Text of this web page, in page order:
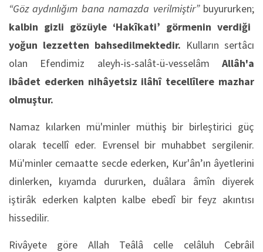
“Göz aydınlığım bana namazda verilmiştir”buyururken;
kalbin gizli gözüyle ‘Hakîkati’ görmenin verdiği
yoğun lezzetten bahsedilmektedir. Kulların sertâcı
olan Efendimiz aleyh-is-salât-ü-vesselâm Allâh'a
ibâdet ederken nihâyetsiz ilâhî tecellîlere mazhar
olmuştur.
Namaz kılarken mü'minler müthiş bir birleştirici güç
olarak tecellî eder. Evrensel bir muhabbet sergilenir.
Mü'minler cemaatte secde ederken, Kur'ân’ın âyetlerini
dinlerken, kıyamda dururken, duâlara âmîn diyerek
iştirâk ederken kalpten kalbe ebedî bir feyz akıntısı
hissedilir.
Rivâyete göre Allah Teâlâ celle celâluh Cebrâil